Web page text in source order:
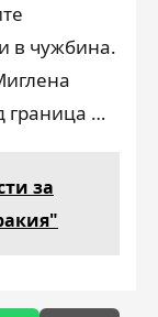
в чужбина.
граница …
за